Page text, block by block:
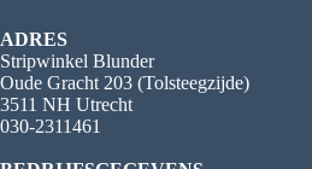
ADRES
Stripwinkel Blunder
Oude Gracht 203 (Tolsteegzijde)
3511 NH Utrecht
030-2311461